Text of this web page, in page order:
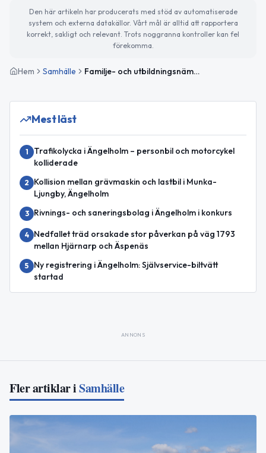
Den här artikeln har producerats med stöd av automatiserade
system och externa datakällor. Vårt mål är alltid att rapportera
korrekt, sakligt och relevant. Trots noggranna kontroller kan fel
förekomma.
Hem Samhälle Familje- och utbildningsnämndens AU: Information från Lärande och familj
Mest läst
1
Trafikolycka i Ängelholm – personbil och motorcykel
kolliderade
2
Kollision mellan grävmaskin och lastbil i Munka-
Ljungby, Ängelholm
3 Rivnings- och saneringsbolag i Ängelholm i konkurs
4
Nedfallet träd orsakade stor påverkan på väg 1793
mellan Hjärnarp och Äspenäs
5
Ny registrering i Ängelholm: Självservice-biltvätt
startad
ANNONS
Fler artiklar iSamhälle